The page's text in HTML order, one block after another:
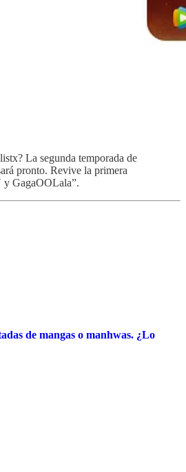
La segunda temporada de
pronto. Revive la primera
y GagaOOLala”.
de mangas o manhwas. ¿Lo